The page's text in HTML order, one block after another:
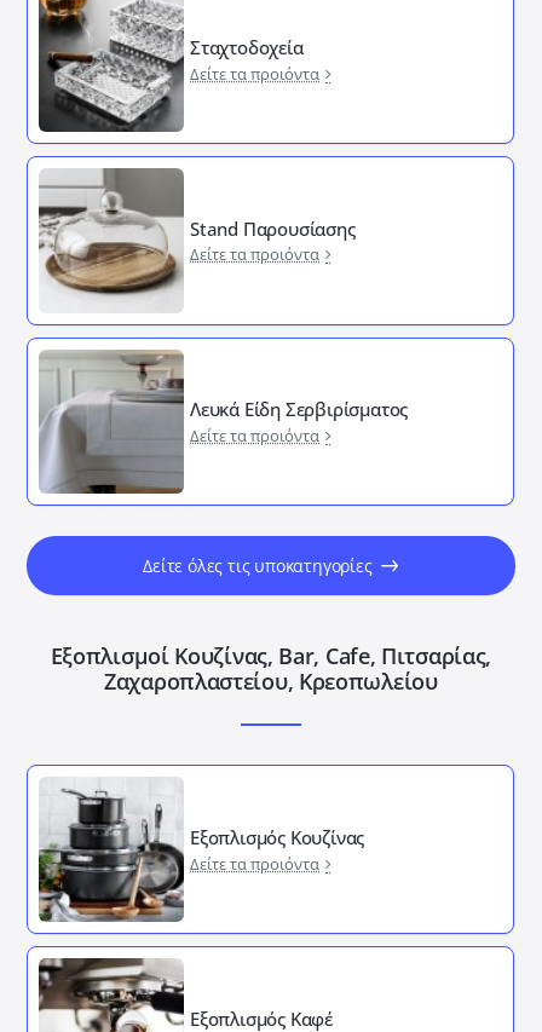
Σταχτοδοχεία
Δείτε τα προιόντα
Stand Παρουσίασης
Δείτε τα προιόντα
Λευκά Είδη Σερβιρίσματος
Δείτε τα προιόντα
Δείτε όλες τις υποκατηγορίες
Εξοπλισμοί Κουζίνας, Bar, Cafe, Πιτσαρίας,
Ζαχαροπλαστείου, Κρεοπωλείου
Εξοπλισμός Κουζίνας
Δείτε τα προιόντα
Εξοπλισμός Καφέ